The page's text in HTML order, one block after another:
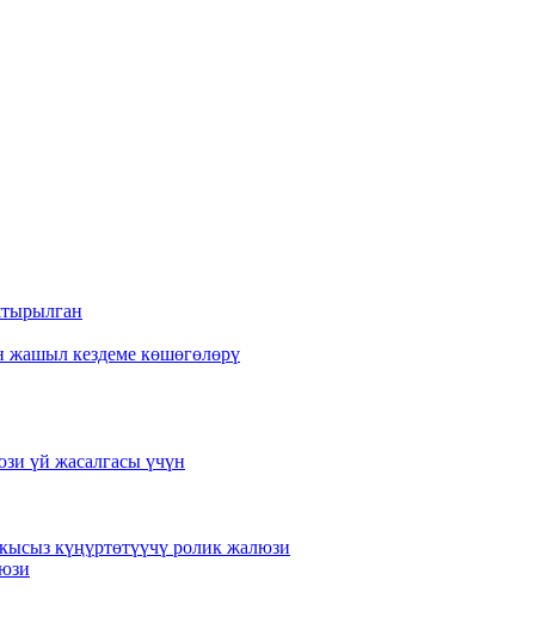
жашыл кездеме көшөгөлөрү
үй жасалгасы үчүн
күңүртөтүүчү ролик жалюзи